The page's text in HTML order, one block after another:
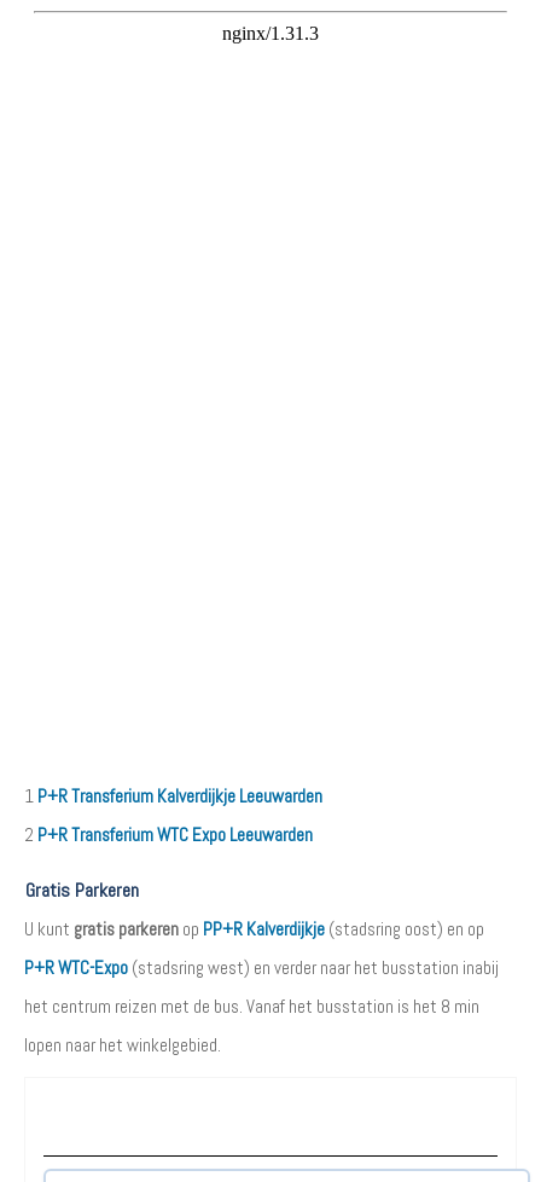
1 P+R Transferium Kalverdijkje Leeuwarden
2 P+R Transferium WTC Expo Leeuwarden
Gratis Parkeren
U kunt gratis parkeren op PP+R Kalverdijkje (stadsring oost) en op
P+R WTC-Expo (stadsring west) en verder naar het busstation inabij
het centrum reizen met de bus. Vanaf het busstation is het 8 min
lopen naar het winkelgebied.